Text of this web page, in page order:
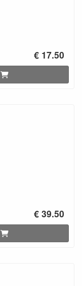
€ 17.50
€ 39.50